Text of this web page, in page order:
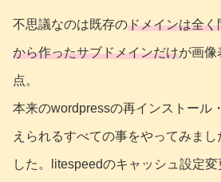
不思議なのは既存のドメインは全
から作ったサブドメインだけが画像
点。
本来のwordpressの再インストール
えられるすべての事をやってみま
した。litespeedのキャッシュ設定